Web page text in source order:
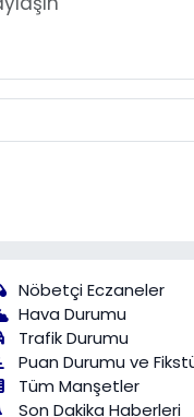
Nöbetçi Eczaneler
Hava Durumu
Trafik Durumu
Puan Durumu ve
Tüm Manşetler
Son Dakika Haberleri